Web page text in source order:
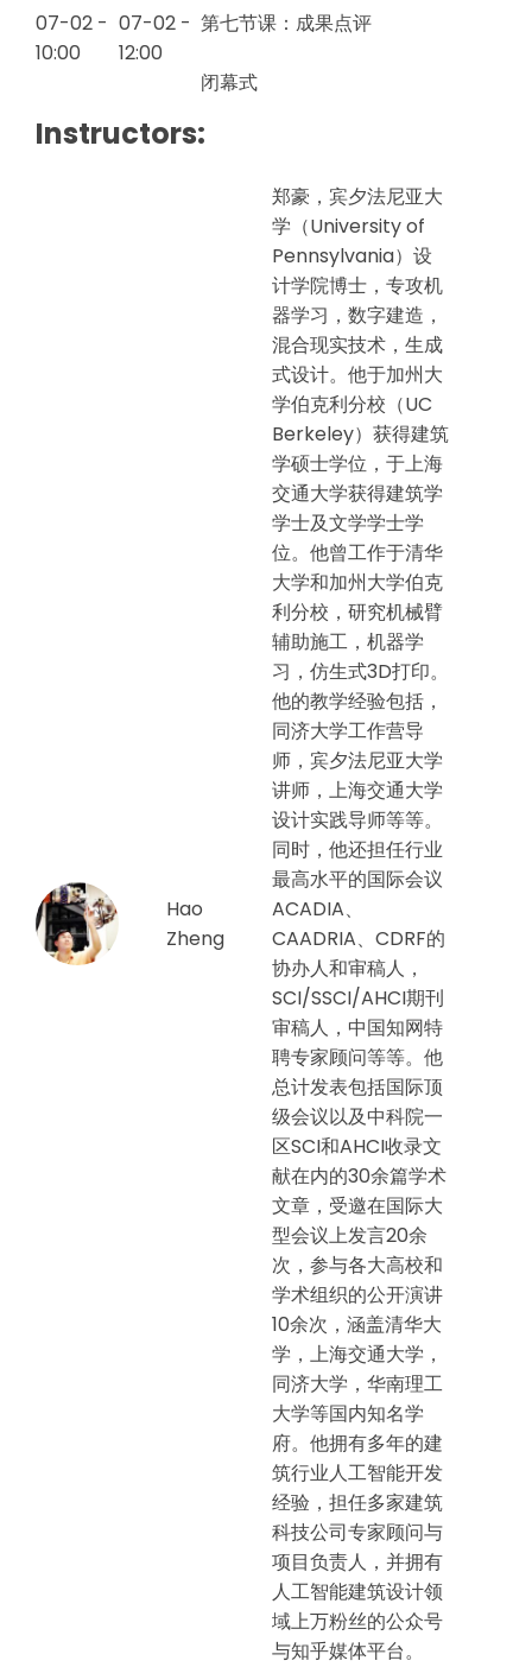
07-02 -
10:00
07-02 -
12:00
第七节课：成果点评
闭幕式
Instructors:
Hao
Zheng
郑豪，宾夕法尼亚大
学（University of
Pennsylvania）设
计学院博士，专攻机
器学习，数字建造，
混合现实技术，生成
式设计。他于加州大
学伯克利分校（UC
Berkeley）获得建筑
学硕士学位，于上海
交通大学获得建筑学
学士及文学学士学
位。他曾工作于清华
大学和加州大学伯克
利分校，研究机械臂
辅助施工，机器学
习，仿生式3D打印。
他的教学经验包括，
同济大学工作营导
师，宾夕法尼亚大学
讲师，上海交通大学
设计实践导师等等。
同时，他还担任行业
最高水平的国际会议
ACADIA、
CAADRIA、CDRF的
协办人和审稿人，
SCI/SSCI/AHCI期刊
审稿人，中国知网特
聘专家顾问等等。他
总计发表包括国际顶
级会议以及中科院一
区SCI和AHCI收录文
献在内的30余篇学术
文章，受邀在国际大
型会议上发言20余
次，参与各大高校和
学术组织的公开演讲
10余次，涵盖清华大
学，上海交通大学，
同济大学，华南理工
大学等国内知名学
府。他拥有多年的建
筑行业人工智能开发
经验，担任多家建筑
科技公司专家顾问与
项目负责人，并拥有
人工智能建筑设计领
域上万粉丝的公众号
与知乎媒体平台。